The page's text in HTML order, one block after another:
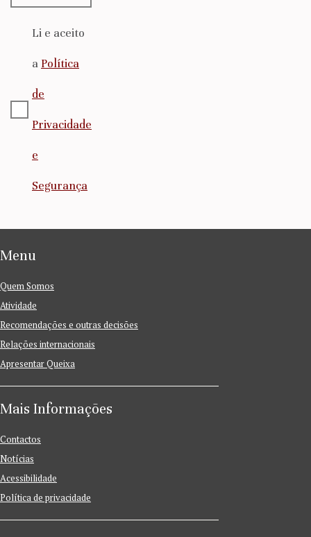
Li e aceito
a Política
de
Privacidade
e
Segurança
Menu
Quem Somos
Atividade
Recomendações e outras decisões
Relações internacionais
Apresentar Queixa
Mais Informações
Contactos
Notícias
Acessibilidade
Política de privacidade